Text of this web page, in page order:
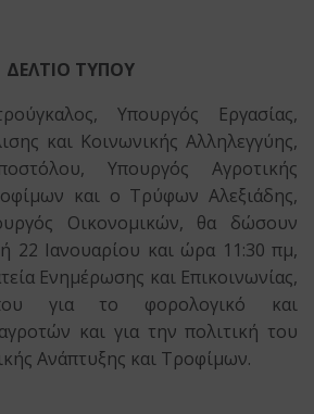
ΔΕΛΤΙΟ ΤΥΠΟΥ
Υπουργός Εργασίας,
και Κοινωνικής Αλληλεγγύης,
Υπουργός Αγροτικής
και ο Τρύφων Αλεξιάδης,
Οικονομικών, θα δώσουν
22 Ιανουαρίου και ώρα 11:30 πμ,
Ενημέρωσης και Επικοινωνίας,
για το φορολογικό και
και για την πολιτική του
Ανάπτυξης και Τροφίμων.